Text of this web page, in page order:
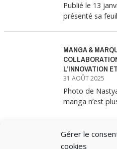
Gérer le
cookies
Publié le 13
présenté sa
MANGA &
L’INNOVATION
31 AOÛT 2025
Photo de
manga n’est
MANGA &
ALLIANCE